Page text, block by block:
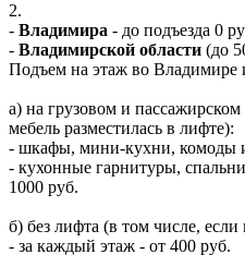
2.
- Владимира - до подъезда 0
- Владимирской области (до
Подъем на этаж во Владимире
а) на грузовом и
мебель разместилась в лифте):
- шкафы, мини-кухни, комоды
- кухонные гарнитуры,
1000 руб.
б) без лифта (в том числе,
- за каждый этаж - от 400 руб.